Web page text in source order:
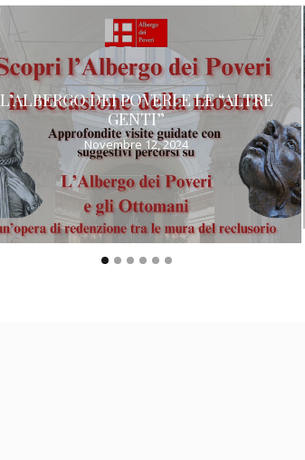
L’ALBERGO DEI POVERI E LE “ALTRE
GENTI”
Novembre 12, 2024